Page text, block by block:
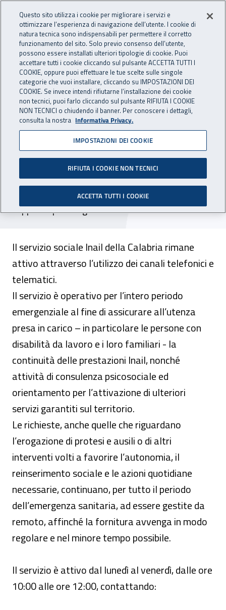
INAIL - Istituto Nazionale
Apri cerca
Navigazione principale
Navigazione - Ti trovi in:
Home Inail comunica Avvisi
Dr Calabria: online il
servizio sociale e
psicologico per emergenza
Covid-19
Disponibili i servizi telefonici e telematici di
supporto psicologico e consulenza sociale.
Il servizio sociale Inail della Calabria rimane
attivo attraverso l’utilizzo dei canali telefonici e
telematici.
Il servizio è operativo per l’intero periodo
emergenziale al fine di assicurare all’utenza
presa in carico – in particolare le persone con
disabilità da lavoro e i loro familiari - la
continuità delle prestazioni Inail, nonché
attività di consulenza psicosociale ed
orientamento per l’attivazione di ulteriori
servizi garantiti sul territorio.
Le richieste, anche quelle che riguardano
l’erogazione di protesi e ausili o di altri
interventi volti a favorire l’autonomia, il
reinserimento sociale e le azioni quotidiane
necessarie, continuano, per tutto il periodo
dell’emergenza sanitaria, ad essere gestite da
remoto, affinché la fornitura avvenga in modo
regolare e nel minore tempo possibile.
Il servizio è attivo dal lunedì al venerdì, dalle ore
10:00 alle ore 12:00, contattando:
Questo sito utilizza i cookie per migliorare i servizi e
ottimizzare l’esperienza di navigazione dell’utente. I cookie di
natura tecnica sono indispensabili per permettere il corretto
funzionamento del sito. Solo previo consenso dell’utente,
possono essere installati ulteriori tipologie di cookie. Puoi
accettare tutti i cookie cliccando sul pulsante ACCETTA TUTTI I
COOKIE, oppure puoi effettuare le tue scelte sulle singole
categorie che vuoi installare, cliccando su IMPOSTAZIONI DEI
COOKIE. Se invece intendi rifiutarne l’installazione dei cookie
non tecnici, puoi farlo cliccando sul pulsante RIFIUTA I COOKIE
NON TECNICI o chiudendo il banner. Per conoscere i dettagli,
consulta la nostra Informativa Privacy.
IMPOSTAZIONI DEI COOKIE
RIFIUTA I COOKIE NON TECNICI
ACCETTA TUTTI I COOKIE